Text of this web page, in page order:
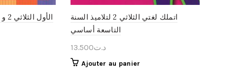
اتملك لغتي الثلاثي 2 لتلاميذ السنة
التاسعة أساسي
د.ت13.500
Ajouter au panier